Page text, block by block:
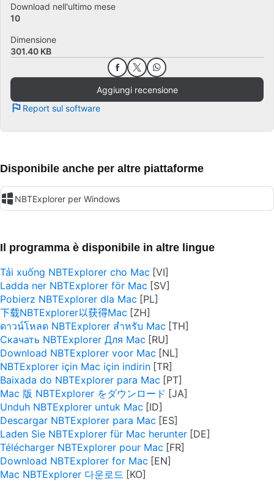
Download nell'ultimo mese
10
Dimensione
301.40 KB
Aggiungi recensione
Report sul software
Disponibile anche per altre piattaforme
NBTExplorer per Windows
Il programma è disponibile in altre lingue
Tải xuống NBTExplorer cho Mac
Ladda ner NBTExplorer för Mac
Pobierz NBTExplorer dla Mac
下载NBTExplorer以获得Mac
ดาวน์โหลด NBTExplorer สำหรับ Mac
Скачать NBTExplorer Для Mac
Download NBTExplorer voor Mac
NBTExplorer için Mac için indirin
Baixada do NBTExplorer para Mac
Mac 版 NBTExplorer をダウンロード
Unduh NBTExplorer untuk Mac
Descargar NBTExplorer para Mac
Laden Sie NBTExplorer für Mac herunter
Télécharger NBTExplorer pour Mac
Download NBTExplorer for Mac
Mac NBTExplorer 다운로드